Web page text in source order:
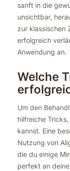
sanft in die
unsichtbar,
zur klassischen
erfolgreich
Anwendung an.
Welche
Um den
hilfreiche
kannst. Eine
Nutzung von
die du einige
perfekt an